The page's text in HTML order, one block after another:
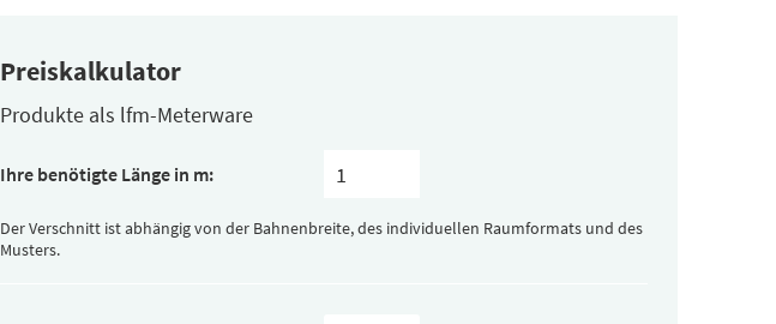
Preiskalkulator
Produkte als lfm-Meterware
Ihre benötigte Länge in m:
Der Verschnitt ist abhängig von der Bahnenbreite, des individuellen Raumformats und des
Musters.